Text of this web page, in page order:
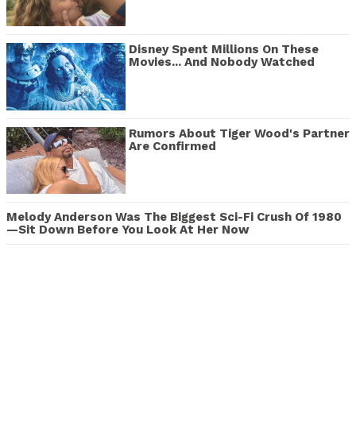
Disney Spent Millions On These
Movies... And Nobody Watched
Rumors About Tiger Wood's Partner
Are Confirmed
Melody Anderson Was The Biggest Sci-Fi Crush Of 1980
—Sit Down Before You Look At Her Now